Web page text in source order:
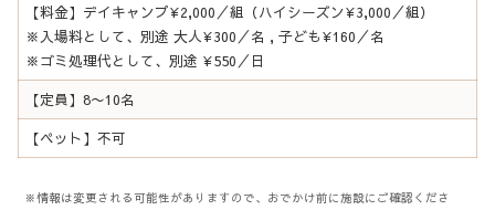
【料金】デイキャンプ¥2,000／組（ハイシーズン¥3,000／組）
※入場料として、別途 大人¥300／名 , 子ども¥160／名
※ゴミ処理代として、別途 ¥550／日
【定員】8〜10名
【ペット】不可
※情報は変更される可能性がありますので、おでかけ前に施設にご確認くださ